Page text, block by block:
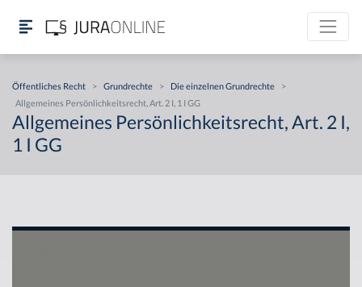
Öffentliches Recht > Grundrechte > Die einzelnen Grundrechte
>
Allgemeines Persönlichkeitsrecht, Art. 2 I, 1 I GG
Allgemeines Persönlichkeitsrecht, Art. 2 I,
1 I GG